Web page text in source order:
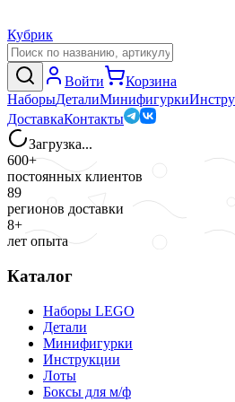
Кубрик
Войти
Корзина
НаборыДеталиМинифигурки
ДоставкаКонтакты
Загрузка...
600+
постоянных клиентов
89
регионов доставки
8+
лет опыта
Каталог
Наборы LEGO
Детали
Минифигурки
Инструкции
Лоты
Боксы для м/ф